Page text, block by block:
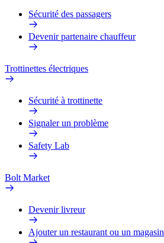
Sécurité des passagers
Devenir partenaire chauffeur
Trottinettes électriques
Sécurité à trottinette
Signaler un problème
Safety Lab
Bolt Market
Devenir livreur
Ajouter un restaurant ou un magasin